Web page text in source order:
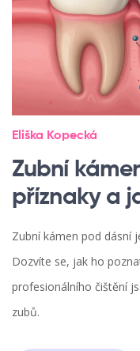
Eliška Kopecká
Zubní
příznaky a
Zubní kámen pod dásní
Dozvíte se, jak ho
profesionálního čištění
zubů.